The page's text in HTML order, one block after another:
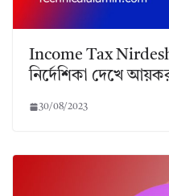
Income Tax
নির্দেশিকা দেখে
30/08/2023